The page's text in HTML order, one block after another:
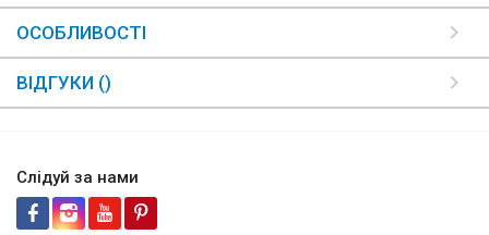
ОСОБЛИВОСТІ
ВІДГУКИ ()
Слідуй за нами